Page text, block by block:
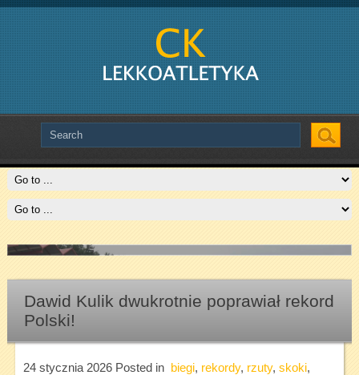
Slide # 2
Czytaj więcej
Dawid Kulik dwukrotnie poprawiał rekord
Polski!
24 stycznia 2026Posted in biegi, rekordy, rzuty, skoki,